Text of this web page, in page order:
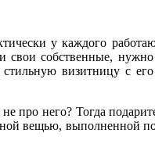
у каждого
свои собственные,
стильную визитницу с
про него? Тогда
вещью, выполненной